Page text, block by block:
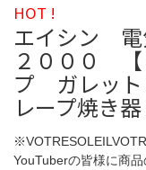
HOT !
エイシン 電
２０００
プ ガレット
レープ焼き
YouTuberの皆様に商